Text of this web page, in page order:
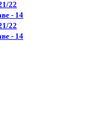
22
- 14
22
- 14